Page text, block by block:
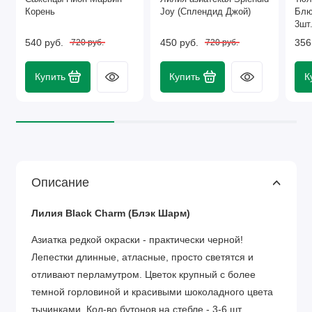
Корень
540 руб. 720 руб.
Купить
Joy (Сплендид Джой)
450 руб. 720 руб.
Купить
Описание
Лилия Black Charm (Блэк Шарм)
Азиатка редкой окраски - практически черной!
Лепестки длинные, атласные, просто светятся и
отливают перламутром. Цветок крупный с более
темной горловиной и красивыми шоколадного цвета
тычинками. Кол-во бутонов на стебле - 3-6 шт.